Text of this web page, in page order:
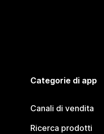
Categorie di app
Canali di vendita
Ricerca prodotti